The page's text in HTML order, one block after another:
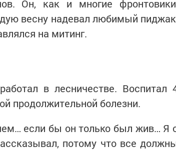
Он, как и многие
весну надевал любимый
на митинг.
в лесничестве. Воспитал
продолжительной болезни.
если бы он только был жив… Я
потому что все